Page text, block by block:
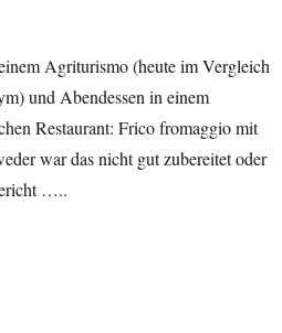
Agriturismo (heute im Vergleich
und Abendessen in einem
Restaurant: Frico fromaggio mit
war das nicht gut zubereitet oder
…..